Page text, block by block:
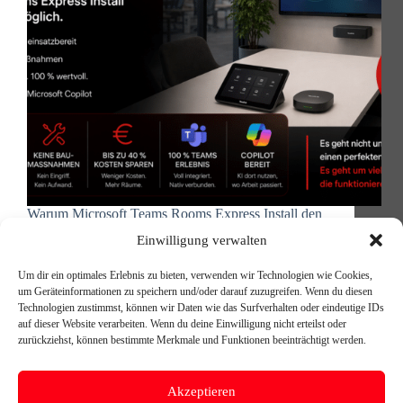
Einwilligung verwalten
Um dir ein optimales Erlebnis zu bieten, verwenden wir Technologien wie Cookies,
um Geräteinformationen zu speichern und/oder darauf zuzugreifen. Wenn du diesen
Technologien zustimmst, können wir Daten wie das Surfverhalten oder eindeutige IDs
auf dieser Website verarbeiten. Wenn du deine Einwilligung nicht erteilst oder
zurückziehst, können bestimmte Merkmale und Funktionen beeinträchtigt werden.
Akzeptieren
Warum Microsoft Teams Rooms Express Install den
denselben Fehler, wenn sie Meetingräume planen.
modernisiert.Dafür gibt es Budget, Zeit und ein
klares Konzept. Die kleineren Räume dagegen?
Diese bleiben oft außen vor…
Michael Reischer
6. Juni 2026